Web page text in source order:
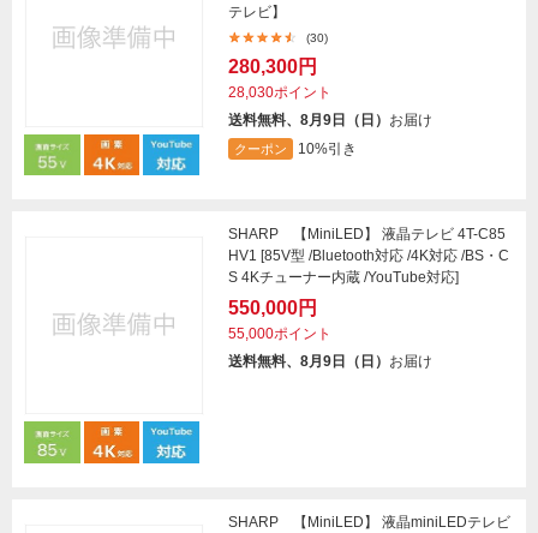
テレビ】
(30)
280,300円
28,030ポイント
送料無料、8月9日（日） お届け
クーポン 10%引き
SHARP 【MiniLED】 液晶テレビ 4T-C85
HV1 [85V型 /Bluetooth対応 /4K対応 /BS・C
S 4Kチューナー内蔵 /YouTube対応]
550,000円
55,000ポイント
送料無料、8月9日（日） お届け
SHARP 【MiniLED】 液晶miniLEDテレビ